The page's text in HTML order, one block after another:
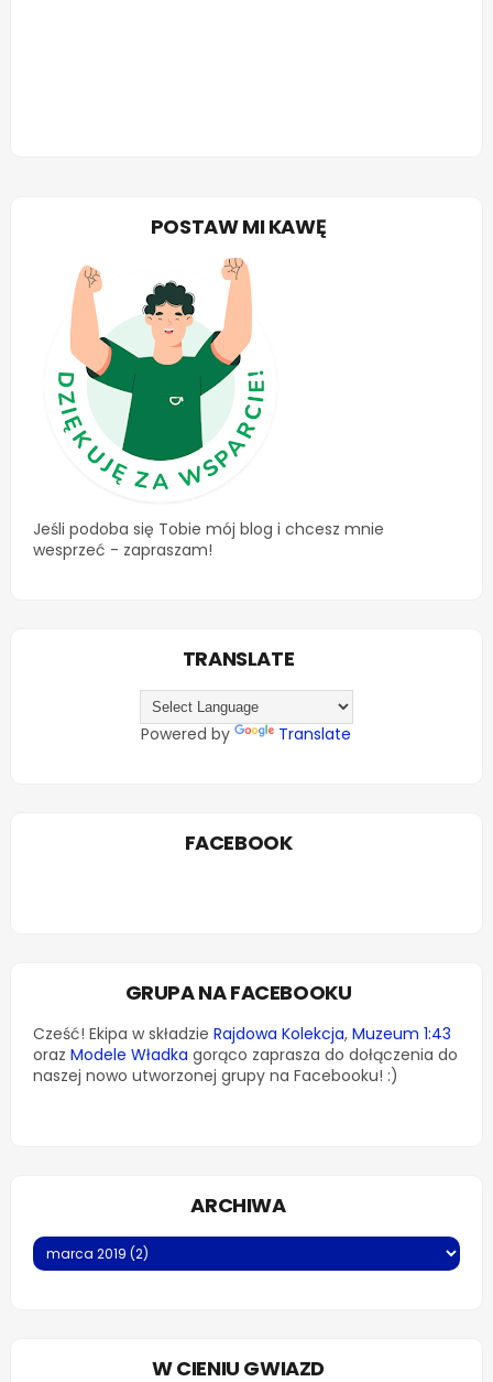
POSTAW MI KAWĘ
Jeśli podoba się Tobie mój blog i chcesz mnie
wesprzeć - zapraszam!
TRANSLATE
Powered by Translate
FACEBOOK
GRUPA NA FACEBOOKU
Cześć! Ekipa w składzie Rajdowa Kolekcja, Muzeum 1:43
oraz Modele Władka gorąco zaprasza do dołączenia do
naszej nowo utworzonej grupy na Facebooku! :)
ARCHIWA
W CIENIU GWIAZD